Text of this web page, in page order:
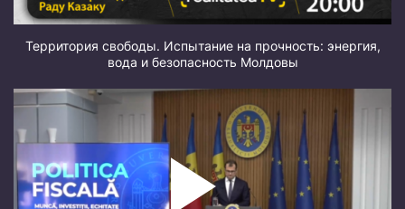
Территория свободы. Испытание на прочность: энергия,
вода и безопасность Молдовы